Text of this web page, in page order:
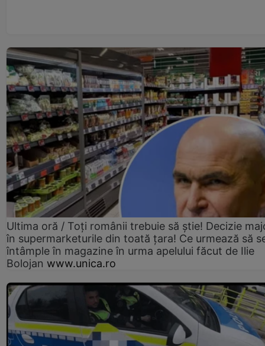
Ultima oră / Toți românii trebuie să știe! Decizie
în supermarketurile din toată țara! Ce urmează să
întâmple în magazine în urma apelului făcut de Ilie
Bolojan www.unica.ro